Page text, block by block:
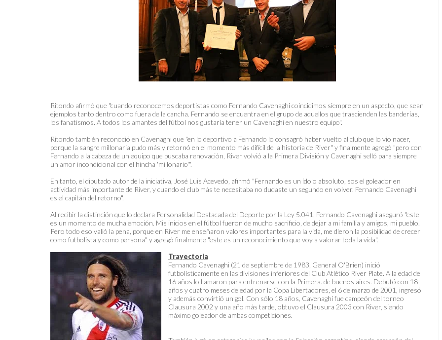
Ritondo afirmó que "cuando reconocemos deportistas como Fernando Cavenaghi coincidimos siempre en un aspecto, que sean
ejemplos tanto dentro como fuera de la cancha. Fernando se encuentra en el grupo de aquellos que trascienden las banderías,
los fanatismos. A todos los amantes del fútbol nos gustaría tener un Cavenaghi en nuestro equipo".
Ritondo también reconoció en Cavenaghi que "en lo deportivo a Fernando lo consagró haber vuelto al club que lo vio nacer,
porque la sangre millonaria pudo más y retornó en el momento más difícil de la historia de River" y finalmente agregó "pero con
Fernando a la cabeza de un equipo que buscaba renovación, River volvió a la Primera División y Cavenaghi selló para siempre
un amor incondicional con el hincha 'millonario'".
En tanto, el diputado autor de la iniciativa, José Luis Acevedo, afirmó "Fernando es un ídolo absoluto, sos el goleador en
actividad más importante de River, y cuando el club más te necesitaba no dudaste un segundo en volver. Fernando Cavenaghi
es el capitán del retorno".
Al recibir la distinción que lo declara Personalidad Destacada del Deporte por la Ley 5.041, Fernando Cavenaghi aseguró "este
es un momento de mucha emoción. Mis inicios en el fútbol fueron de mucho sacrificio, de dejar a mi familia y amigos, mi pueblo.
Pero todo eso valió la pena, porque en River me enseñaron valores importantes para la vida, me dieron la posibilidad de crecer
como futbolista y como persona" y agregó finalmente "este es un reconocimiento que voy a valorar toda la vida".
Trayectoria
Fernando Cavenaghi (21 de septiembre de 1983, General O'Brien) inició
futbolísticamente en las divisiones inferiores del Club Atlético River Plate. A la edad de
16 años lo llamaron para entrenarse con la Primera. de buenos aires. Debutó con 18
años y cuatro meses de edad por la Copa Libertadores, el 6 de marzo de 2001, ingresó
y además convirtió un gol. Con sólo 18 años, Cavenaghi fue campeón del torneo
Clausura 2002 y una año más tarde, obtuvo el Clausura 2003 con River, siendo
máximo goleador de ambas competiciones.